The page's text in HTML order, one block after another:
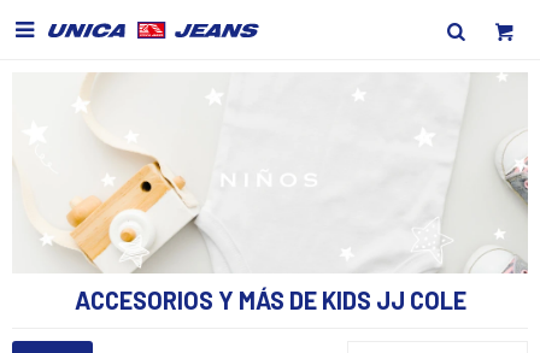

ACCESORIOS Y MÁS DE KIDS JJ COLE